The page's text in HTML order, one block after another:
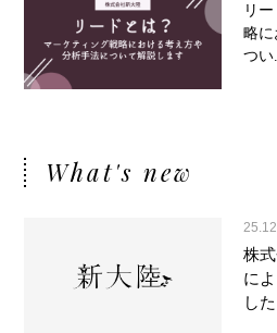
リ
略に
つい
What's new
株
に
した